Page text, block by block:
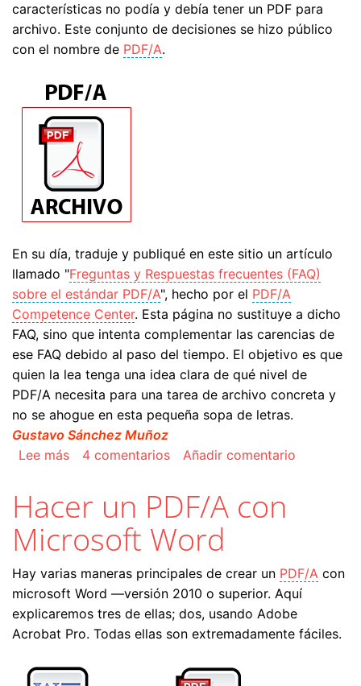
características no podía y debía tener un PDF para
archivo. Este conjunto de decisiones se hizo público
con el nombre de PDF/A.
En su día, traduje y publiqué en este sitio un artículo
llamado "Freguntas y Respuestas frecuentes (FAQ)
sobre el estándar PDF/A", hecho por el PDF/A
Competence Center. Esta página no sustituye a dicho
FAQ, sino que intenta complementar las carencias de
ese FAQ debido al paso del tiempo. El objetivo es que
quien la lea tenga una idea clara de qué nivel de
PDF/A necesita para una tarea de archivo concreta y
no se ahogue en esta pequeña sopa de letras.
Gustavo Sánchez Muñoz
Lee mássobre Resumen del formato PDF/A y sus
4 comentarios Añadir comentario
Hacer un PDF/A con
Microsoft Word
Hay varias maneras principales de crear un PDF/A con
microsoft Word —versión 2010 o superior. Aquí
explicaremos tres de ellas; dos, usando Adobe
Acrobat Pro. Todas ellas son extremadamente fáciles.